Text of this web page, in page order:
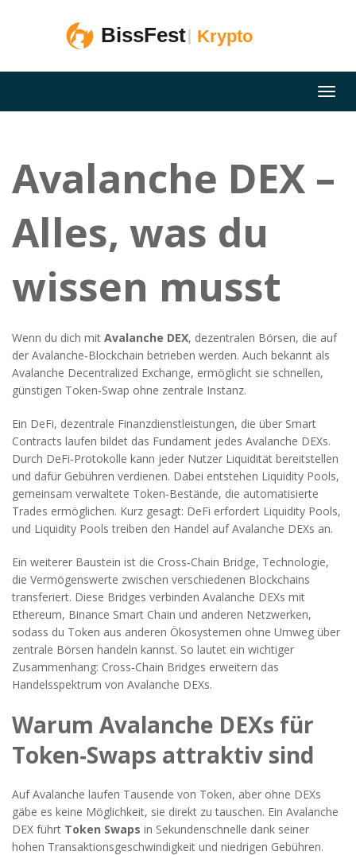
Avalanche DEX –
Alles, was du
wissen musst
Wenn du dich mit Avalanche DEX, dezentralen Börsen, die auf
der Avalanche‑Blockchain betrieben werden. Auch bekannt als
Avalanche Decentralized Exchange, ermöglicht sie schnellen,
günstigen Token‑Swap ohne zentrale Instanz.
Ein DeFi, dezentrale Finanzdienstleistungen, die über Smart
Contracts laufen bildet das Fundament jedes Avalanche DEXs.
Durch DeFi‑Protokolle kann jeder Nutzer Liquidität bereitstellen
und dafür Gebühren verdienen. Dabei entstehen Liquidity Pools,
gemeinsam verwaltete Token‑Bestände, die automatisierte
Trades ermöglichen. Kurz gesagt: DeFi erfordert Liquidity Pools,
und Liquidity Pools treiben den Handel auf Avalanche DEXs an.
Ein weiterer Baustein ist die Cross‑Chain Bridge, Technologie,
die Vermögenswerte zwischen verschiedenen Blockchains
transferiert. Diese Bridges verbinden Avalanche DEXs mit
Ethereum, Binance Smart Chain und anderen Netzwerken,
sodass du Token aus anderen Ökosystemen ohne Umweg über
zentrale Börsen handeln kannst. So lautet ein wichtiger
Zusammenhang: Cross‑Chain Bridges erweitern das
Handelsspektrum von Avalanche DEXs.
Warum Avalanche DEXs für
Token‑Swaps attraktiv sind
Auf Avalanche laufen Tausende von Token, aber ohne DEXs
gäbe es keine Möglichkeit, sie direkt zu tauschen. Ein Avalanche
DEX führt Token Swaps in Sekundenschnelle dank seiner
hohen Transaktionsgeschwindigkeit und niedrigen Gebühren.